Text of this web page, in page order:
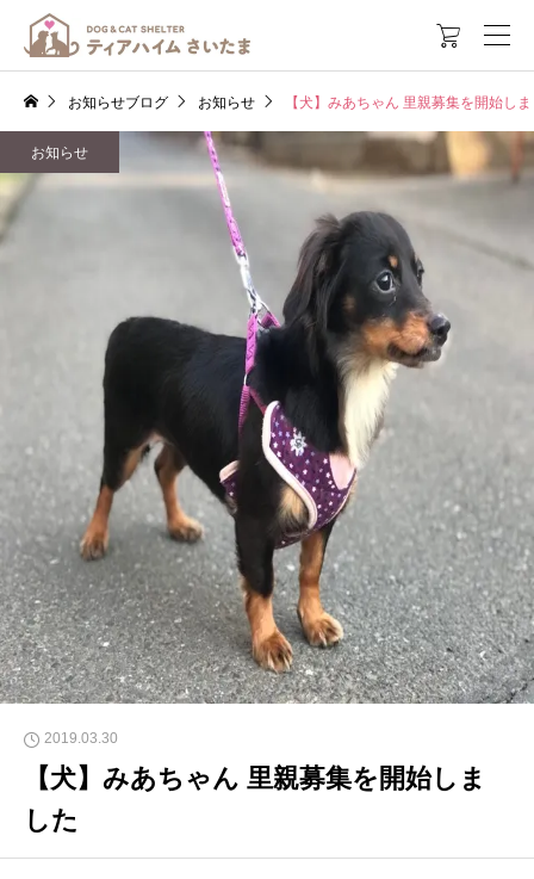

お知らせブログ お知らせ 【犬】みあちゃん 里親募集を開始し
お知らせ
2019.03.30
【犬】みあちゃん 里親募集を開始しま
した